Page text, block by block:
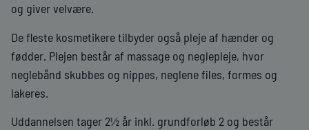
og giver velvære.
De fleste kosmetikere tilbyder også pleje af hænder og
fødder. Plejen består af massage og neglepleje, hvor
neglebånd skubbes og nippes, neglene files, formes og
lakeres.
Uddannelsen tager 2½ år inkl. grundforløb 2 og består